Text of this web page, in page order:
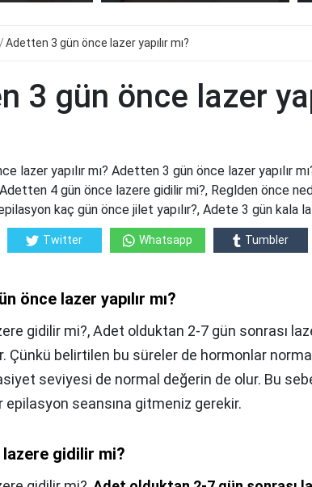
Adetten 3 gün önce lazer yapılır mı?
3 gün önce lazer
lazer yapılır mı? Adetten 3 gün önce lazer yapılır
4 gün önce lazere gidilir mi?, Reglden önce
kaç gün önce jilet yapılır?, Adete 3 gün kala
Twitter Whatsapp Tumbler
önce lazer yapılır mı?
gidilir mi?, Adet olduktan 2-7 gün sonrası
Çünkü belirtilen bu süreler de hormonlar
seviyesi de normal değerin de olur. Bu
epilasyon seansına gitmeniz gerekir.
lazere gidilir mi?